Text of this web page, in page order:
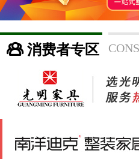
消费者专区